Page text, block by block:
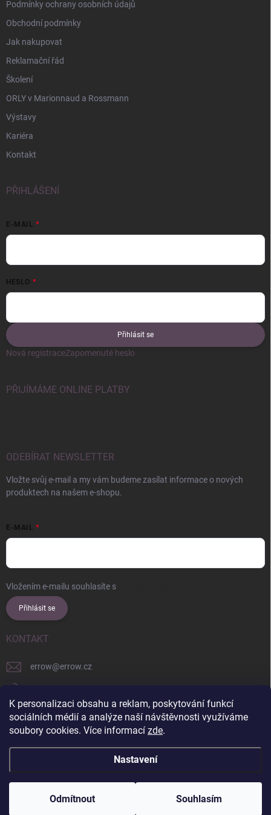
K personalizaci obsahu a reklam, poskytování funkcí
sociálních médií a analýze naší návštěvnosti využíváme
soubory cookies. Více informací zde.
Nastavení
Odmítnout Souhlasím
Podmínky ochrany osobních údajů
Obchodní podmínky
Jak nakupovat
Reklamační řád
Školení
ORLY v Marionnaud a Rossmann
Výstavy
Kariéra
Kontakt
PŘIHLÁŠENÍ
E-MAIL
HESLO
Přihlásit se
Nová registraceZapomenuté heslo
PŘIJÍMÁME ONLINE PLATBY
ODEBÍRAT NEWSLETTER
Vložte svůj e-mail a my vám budeme zasílat informace o nových
produktech na našem e-shopu.
E-MAIL
Vložením e-mailu souhlasíte s
Přihlásit se
KONTAKT
errow@errow.cz
explore/locations/957228892/
Vytvořil Shoptet
Copyright 2026ERROW. Všechna práva vyhrazena.Upravit nastavení